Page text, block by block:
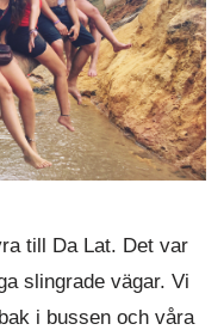
till Da Lat. Det var
slingrade vägar. Vi
i bussen och våra